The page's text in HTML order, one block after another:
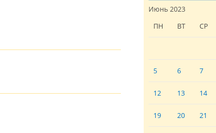
Июнь 2023
ПН
ВТ СР
5 6 7
12 13 14
19 20 21